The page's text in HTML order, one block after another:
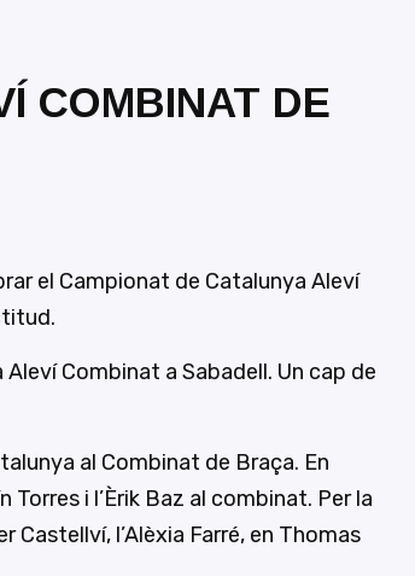
COMBINAT DE
el Campionat de Catalunya Aleví
Combinat a Sabadell. Un cap de
al Combinat de Braça. En
Torres i l’Èrik Baz al combinat. Per la
Castellví, l’Alèxia Farré, en Thomas